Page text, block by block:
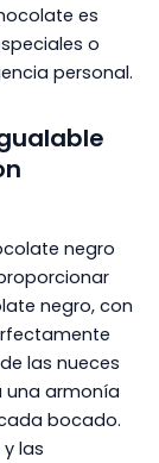
es
o
personal.
negro
negro, con
las nueces
una armonía
bocado.
las